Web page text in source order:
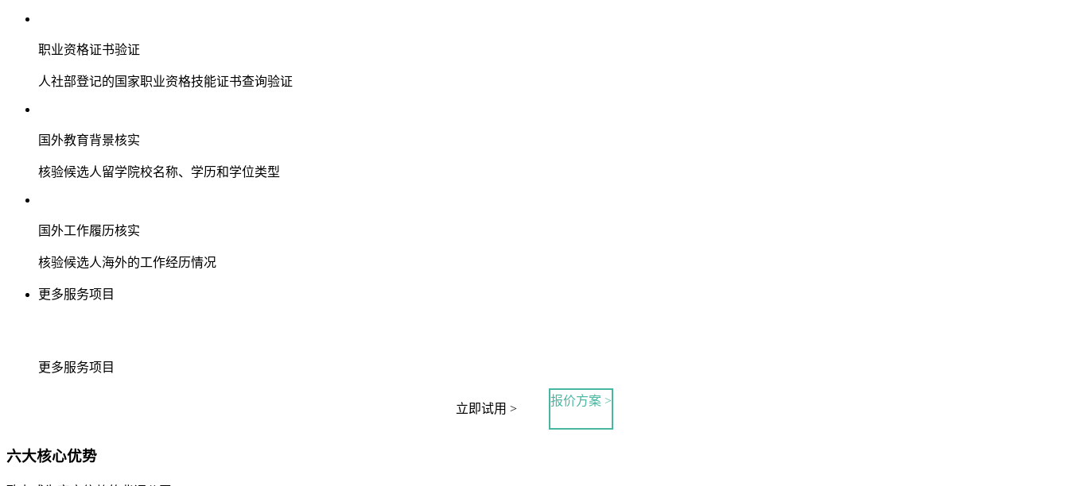
职业资格证书验证
人社部登记的国家职业资格技能证书查询验证
国外教育背景核实
核验候选人留学院校名称、学历和学位类型
国外工作履历核实
核验候选人海外的工作经历情况
更多服务项目
更多服务项目
立即试用 >
报价方案 >
六大核心优势